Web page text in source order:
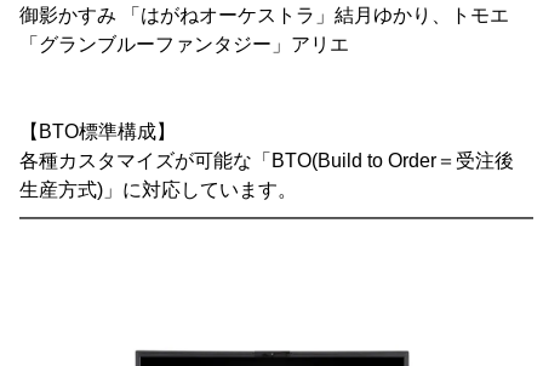
御影かすみ 「はがねオーケストラ」結月ゆかり、トモエ
「グランブルーファンタジー」アリエ
【BTO標準構成】
各種カスタマイズが可能な「BTO(Build to Order＝受注後
生産方式)」に対応しています。